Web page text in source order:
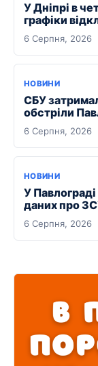
У Дніпрі в
графіки
6 Серпня, 2026
НОВИНИ
СБУ
обстріли
6 Серпня, 2026
НОВИНИ
У
даних про
6 Серпня, 2026